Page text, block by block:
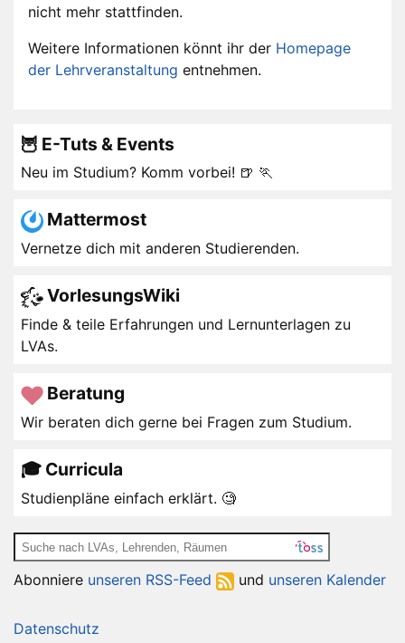
nicht mehr stattfinden.
Weitere Informationen könnt ihr der Homepage
der Lehrveranstaltung entnehmen.
🦉 E-Tuts & Events
Neu im Studium? Komm vorbei! 🍺 🏃
Mattermost
Vernetze dich mit anderen Studierenden.
VorlesungsWiki
Finde & teile Erfahrungen und Lernunterlagen zu
LVAs.
Beratung
Wir beraten dich gerne bei Fragen zum Studium.
🎓 Curricula
Studienpläne einfach erklärt. 🧐
Abonniere unseren RSS-Feed und unseren Kalender
Datenschutz